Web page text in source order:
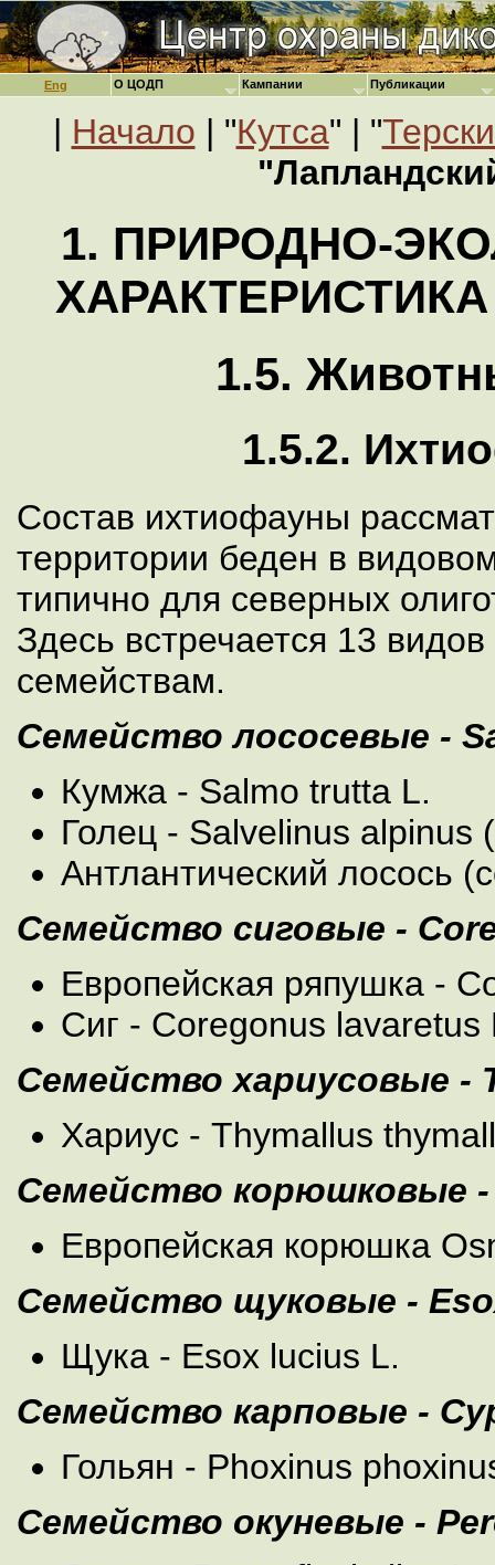
Eng
| Начало | "Кутса" | "
1. ПРИРОДНО-
1.5.
1.5.2.
Состав ихтиофауны
территории беден в
типично для северных
Здесь встречается 13
семействам.
Семейство лососевые -
Кумжа - Salmo trutta L.
Голец - Salvelinus alpinus
Антлантический лосось
Семейство сиговые -
Европейская ряпушка -
Сиг - Coregonus lavaretus
Семейство хариусовые -
Хариус - Thymallus
Семейство корюшковые -
Европейская корюшка
Семейство щуковые -
Щука - Esox lucius L.
Семейство карповые -
Гольян - Phoxinus
Семейство окуневые -
О ЦОДП Кампании Публикации